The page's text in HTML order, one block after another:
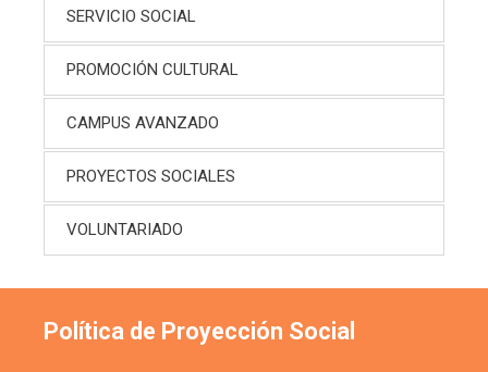
SERVICIO SOCIAL
PROMOCIÓN CULTURAL
CAMPUS AVANZADO
PROYECTOS SOCIALES
VOLUNTARIADO
Política de Proyección Social